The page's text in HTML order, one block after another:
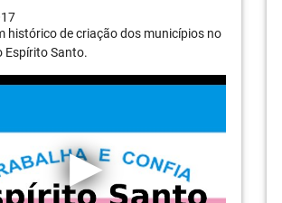
histórico de criação dos municípios no
Espírito Santo.